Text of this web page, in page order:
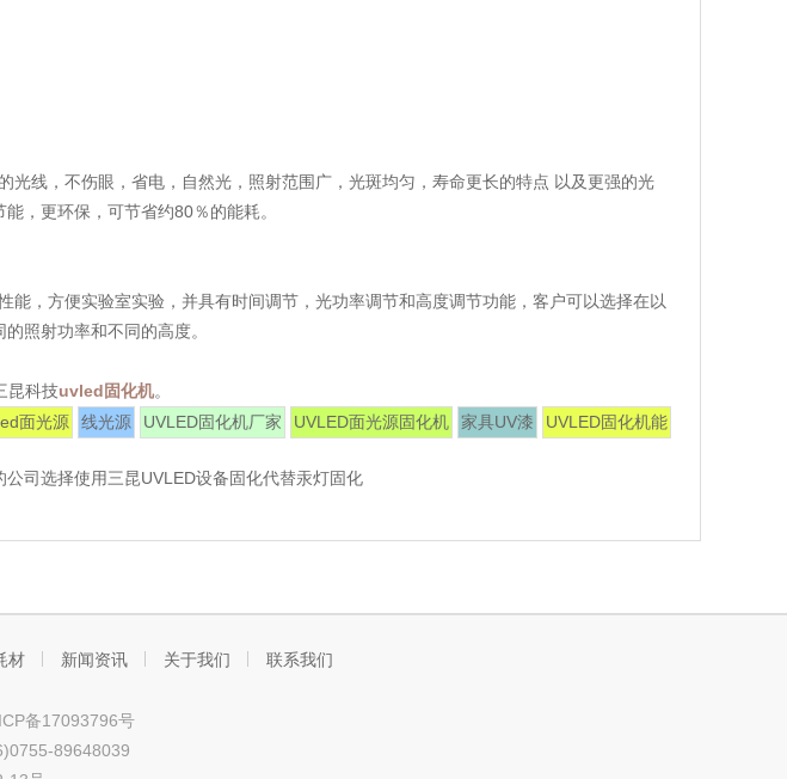
光线，不伤眼，省电，自然光，照射范围广，光斑均匀，寿命更长的特点 以及更强的光
，更环保，可节省约80％的能耗。
能，方便实验室实验，并具有时间调节，光功率调节和高度调节功能，客户可以选择在以
照射功率和不同的高度。
昆科技uvled固化机。
面光源 线光源 UVLED固化机厂家 UVLED面光源固化机 家具UV漆 UVLED固化机能
公司选择使用三昆UVLED设备固化代替汞灯固化
材 新闻资讯 关于我们 联系我们
备17093796号
89648039